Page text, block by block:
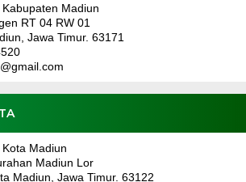
Madiun
RT 04 RW 01
Jawa Timur. 63171
Madiun
Madiun Lor
Madiun, Jawa Timur. 63122